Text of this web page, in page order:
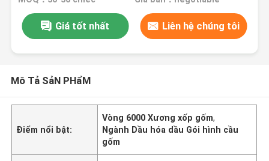
Giá tốt nhất Liên hệ chúng tôi
Mô Tả SảN PHẩM
Điểm nổi bật:
Vòng 6000 Xương xốp gốm,
Ngành Dầu hóa dầu Gói hình cầu
gốm